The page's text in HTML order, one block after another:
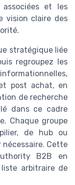
et les
vision claire des
stratégique liée
regroupez les
post achat, en
de recherche
dans ce cadre
Chaque groupe
de hub ou
nécessaire. Cette
B2B en
arbitraire de